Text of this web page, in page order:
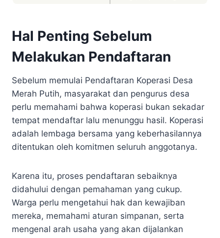
Hal Penting Sebelum
Melakukan Pendaftaran
Sebelum memulai Pendaftaran Koperasi Desa
Merah Putih, masyarakat dan pengurus desa
perlu memahami bahwa koperasi bukan sekadar
tempat mendaftar lalu menunggu hasil. Koperasi
adalah lembaga bersama yang keberhasilannya
ditentukan oleh komitmen seluruh anggotanya.
Karena itu, proses pendaftaran sebaiknya
didahului dengan pemahaman yang cukup.
Warga perlu mengetahui hak dan kewajiban
mereka, memahami aturan simpanan, serta
mengenal arah usaha yang akan dijalankan